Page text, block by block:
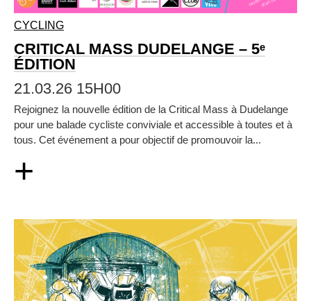
CYCLING
CRITICAL MASS DUDELANGE – 5ᵉ
ÉDITION
21.03.26 15H00
Rejoignez la nouvelle édition de la Critical Mass à Dudelange
pour une balade cycliste conviviale et accessible à toutes et à
tous. Cet événement a pour objectif de promouvoir la...
+